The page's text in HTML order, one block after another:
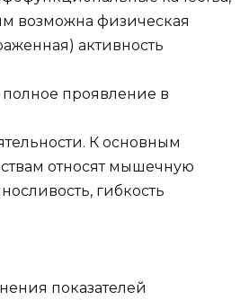
возможна физическая
активность
проявление в
К основным
относят мышечную
гибкость
показателей